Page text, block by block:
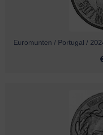
Euromunten / Portugal /